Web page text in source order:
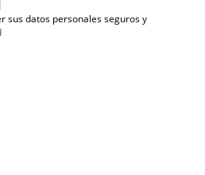
sus datos personales seguros y